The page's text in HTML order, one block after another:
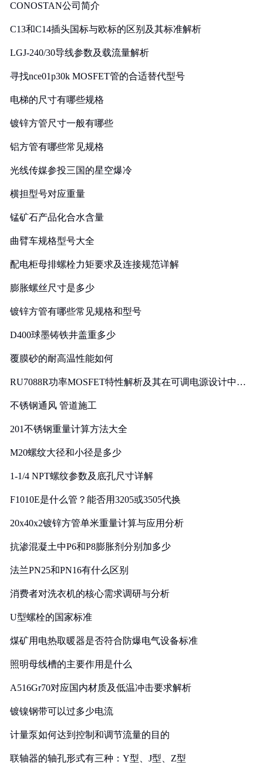
CONOSTAN公司简介
C13和C14插头国标与欧标的区别及其标准解析
LGJ-240/30导线参数及载流量解析
寻找nce01p30k MOSFET管的合适替代型号
电梯的尺寸有哪些规格
镀锌方管尺寸一般有哪些
铝方管有哪些常见规格
光线传媒参投三国的星空爆冷
横担型号对应重量
锰矿石产品化合水含量
曲臂车规格型号大全
配电柜母排螺栓力矩要求及连接规范详解
膨胀螺丝尺寸是多少
镀锌方管有哪些常见规格和型号
D400球墨铸铁井盖重多少
覆膜砂的耐高温性能如何
RU7088R功率MOSFET特性解析及其在可调电源设计中的
不锈钢通风 管道施工
201不锈钢重量计算方法大全
M20螺纹大径和小径是多少
1-1/4 NPT螺纹参数及底孔尺寸详解
F1010E是什么管？能否用3205或3505代换
20x40x2镀锌方管单米重量计算与应用分析
抗渗混凝土中P6和P8膨胀剂分别加多少
法兰PN25和PN16有什么区别
消费者对洗衣机的核心需求调研与分析
U型螺栓的国家标准
煤矿用电热取暖器是否符合防爆电气设备标准
照明母线槽的主要作用是什么
A516Gr70对应国内材质及低温冲击要求解析
镀镍钢带可以过多少电流
计量泵如何达到控制和调节流量的目的
联轴器的轴孔形式有三种：Y型、J型、Z型